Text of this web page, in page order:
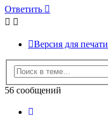
Ответить
Версия для печати
56 сообщений